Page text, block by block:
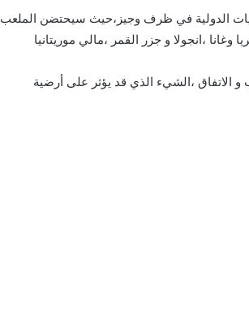
الدولية في ظرف وجيز،حيث سيحتضن الملعب
،انجولا و جزر القمر ،مالي موريتانيا
الاتفاق ،الشيء الذي قد يؤثر على أرضية